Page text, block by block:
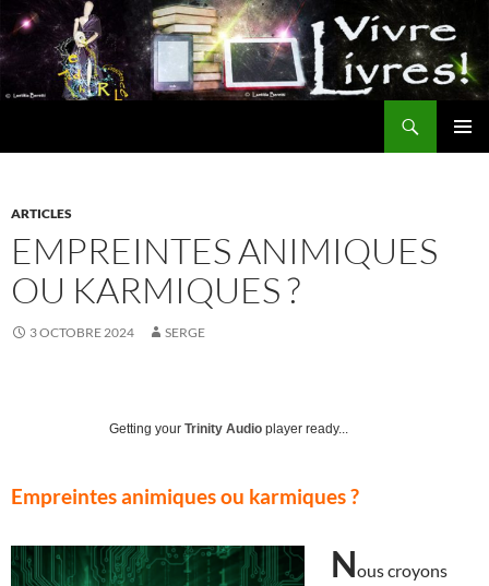
Aller
au
contenu
ARTICLES
EMPREINTES ANIMIQUES
OU KARMIQUES ?
3 OCTOBRE 2024 SERGE
Getting your Trinity Audio player ready...
Empreintes animiques ou karmiques ?
Nous croyons